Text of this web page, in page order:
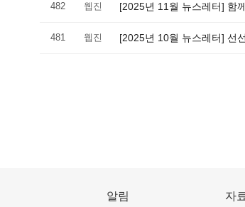
482 웹진 [2025년 11월 뉴스레터] 함
481 웹진 [2025년 10월 뉴스레터] 선
알림 자